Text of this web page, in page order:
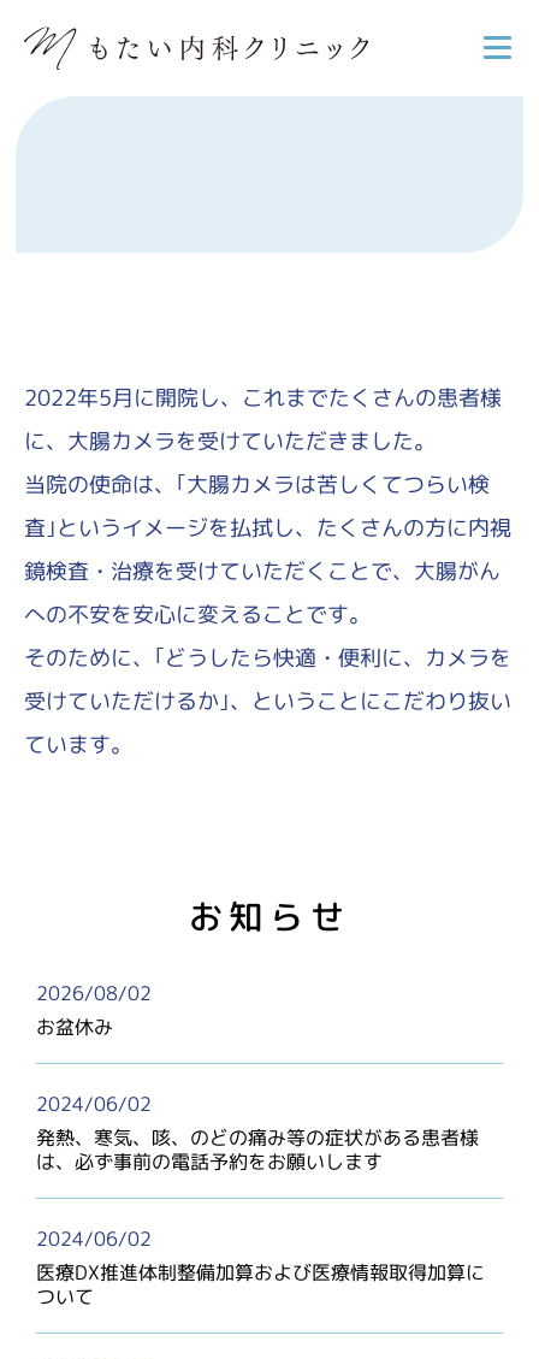
2022年5月に開院し、これまでたくさんの患者様
に、大腸カメラを受けていただきました。
当院の使命は、｢大腸カメラは苦しくてつらい検
査｣というイメージを払拭し、 たくさんの方に内視
鏡検査・治療を受けていただくことで、大腸がん
への不安を安心に変えることです。
そのために、｢どうしたら快適・便利に、カメラを
受けていただけるか｣、ということにこだわり抜い
ています。
お知らせ
2026/08/02
お盆休み
2024/06/02
発熱、寒気、咳、のどの痛み等の症状がある患者様
は、必ず事前の電話予約をお願いします
2024/06/02
医療DX推進体制整備加算および医療情報取得加算に
ついて